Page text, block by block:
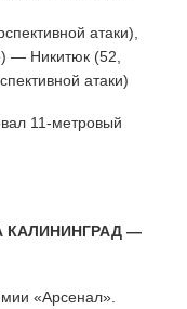
атаки),
— Никитюк (52,
атаки)
11-метровый
КАЛИНИНГРАД —
«Арсенал».